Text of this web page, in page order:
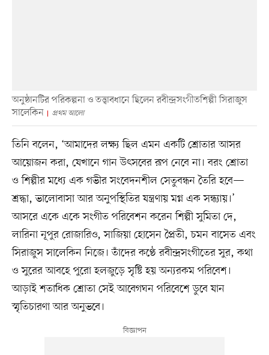
অনুষ্ঠানটির পরিকল্পনা ও তত্ত্বাবধানে ছিলেন রবীন্দ্রসংগীতশিল্পী সিরাজুস
সালেকিন
প্রথম আলো
তিনি বলেন, ‘আমাদের লক্ষ্য ছিল এমন একটি শ্রোতার আসর
আয়োজন করা, যেখানে গান উৎসবের রূপ নেবে না। বরং শ্রোতা
ও শিল্পীর মধ্যে এক গভীর সংবেদনশীল সেতুবন্ধন তৈরি হবে—
শ্রদ্ধা, ভালোবাসা আর অনুপস্থিতির যন্ত্রণায় মগ্ন এক সন্ধ্যায়।’
আসরে একে একে সংগীত পরিবেশন করেন শিল্পী সুমিতা দে,
লারিনা নূপুর রোজারিও, সাজিয়া হোসেন প্রৈতী, চমন বাসেত এবং
সিরাজুস সালেকিন নিজে। তাঁদের কণ্ঠে রবীন্দ্রসংগীতের সুর, কথা
ও সুরের আবহে পুরো হলজুড়ে সৃষ্টি হয় অন্যরকম পরিবেশ।
আড়াই শতাধিক শ্রোতা সেই আবেগঘন পরিবেশে ডুবে যান
স্মৃতিচারণা আর অনুভবে।